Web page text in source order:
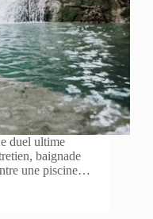
duel ultime
baignade
une piscine…